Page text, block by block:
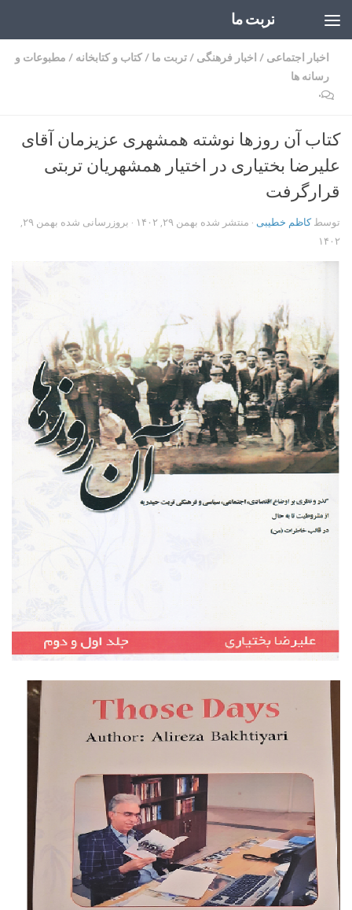
تربت ما
اخبار اجتماعی / اخبار فرهنگی /تربت ما /کتاب و کتابخانه / مطبوعات و
رسانه ها
۰
کتاب آن روزها نوشته همشهری عزیزمان آقای
علیرضا بختیاری در اختیار همشهریان تربتی
قرارگرفت
توسطکاظم خطیبی · منتشر شده بهمن ۲۹, ۱۴۰۲ · بروزرسانی شده
بهمن ۲۹,
۱۴۰۲